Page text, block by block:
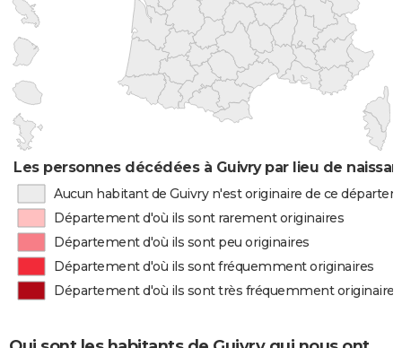
Les personnes décédées à Guivry par lieu de
Aucun habitant de Guivry n'est originaire de ce
Département d'où ils sont rarement originaires
Département d'où ils sont peu originaires
Département d'où ils sont fréquemment originaires
Département d'où ils sont très fréquemment originaires